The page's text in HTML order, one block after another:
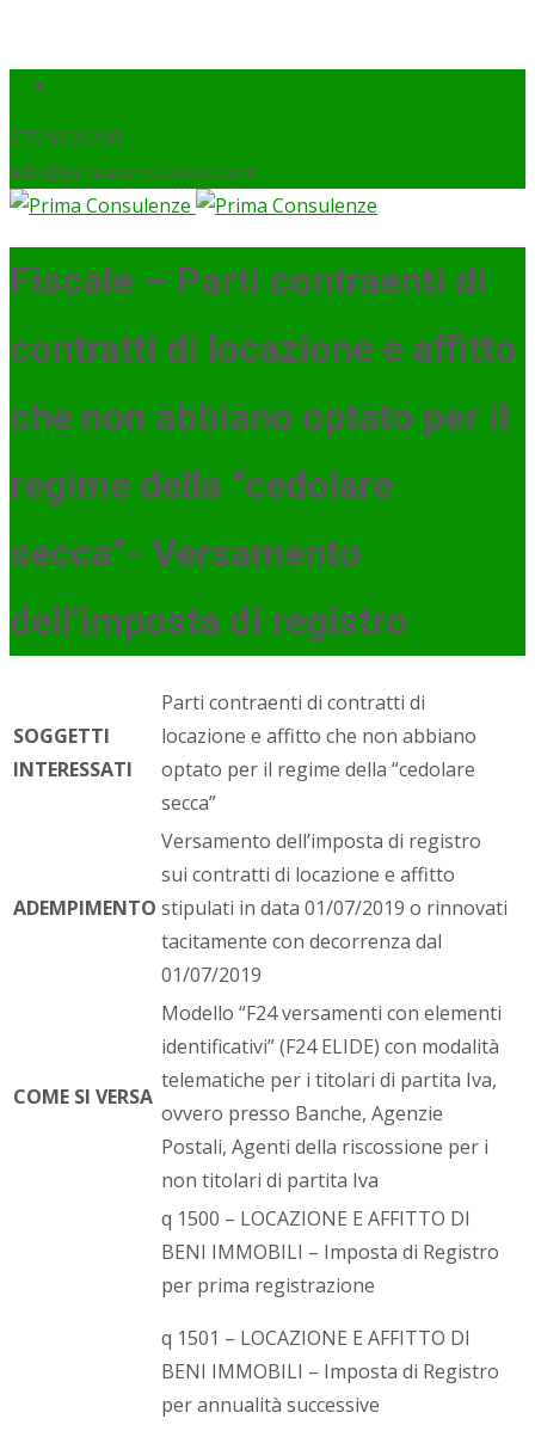
075 9920290
info@primaconsulenze.com
Fiscale – Parti contraenti di
contratti di locazione e affitto
che non abbiano optato per il
regime della “cedolare
secca”- Versamento
dell’imposta di registro
SOGGETTI
INTERESSATI
Parti contraenti di contratti di
locazione e affitto che non abbiano
optato per il regime della “cedolare
secca”
ADEMPIMENTO
Versamento dell’imposta di registro
sui contratti di locazione e affitto
stipulati in data 01/07/2019 o rinnovati
tacitamente con decorrenza dal
01/07/2019
COME SI VERSA
Modello “F24 versamenti con elementi
identificativi” (F24 ELIDE) con modalità
telematiche per i titolari di partita Iva,
ovvero presso Banche, Agenzie
Postali, Agenti della riscossione per i
non titolari di partita Iva
q 1500 – LOCAZIONE E AFFITTO DI
BENI IMMOBILI – Imposta di Registro
per prima registrazione
q 1501 – LOCAZIONE E AFFITTO DI
BENI IMMOBILI – Imposta di Registro
per annualità successive